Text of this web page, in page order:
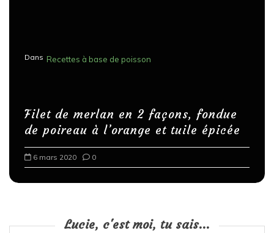
Dans Recettes à base de poisson
Filet de merlan en 2 façons, fondue
de poireau à l’orange et tuile épicée
6 mars 2020 0
Lucie, c'est moi, tu sais...